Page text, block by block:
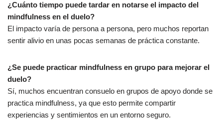
¿Cuánto tiempo puede tardar en notarse el impacto del
mindfulness en el duelo?
El impacto varía de persona a persona, pero muchos reportan
sentir alivio en unas pocas semanas de práctica constante.
¿Se puede practicar mindfulness en grupo para mejorar el
duelo?
Sí, muchos encuentran consuelo en grupos de apoyo donde se
practica mindfulness, ya que esto permite compartir
experiencias y sentimientos en un entorno seguro.